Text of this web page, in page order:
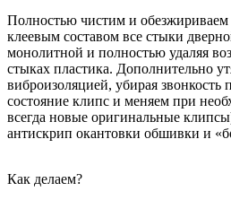
Полностью чистим и
клеевым составом все стыки
монолитной и полностью удаляя
стыках пластика. Дополнительно
виброизоляцией, убирая звонкость
состояние клипс и меняем при
всегда новые оригинальные
антискрип окантовки обшивки и
Как делаем?